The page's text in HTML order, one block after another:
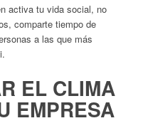
activa tu vida social, no
comparte tiempo de
a las que más
EL CLIMA
EMPRESA